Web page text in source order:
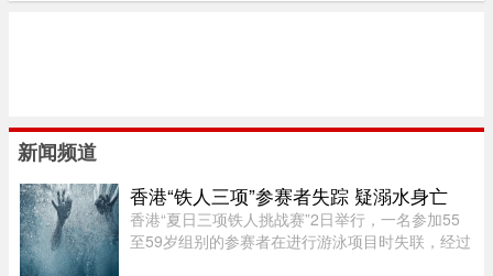
新闻频道
香港“铁人三项”参赛者失踪 疑溺水身亡
香港“夏日三项铁人挑战赛”2日举行，一名参加55
至59岁组别的参赛者在进行游泳项目时失联，经过